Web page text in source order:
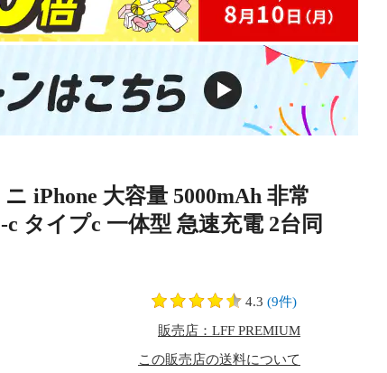
iPhone 大容量 5000mAh 非常
タイプc 一体型 急速充電 2台同
4.3 (9件)
販売店：LFF PREMIUM
この販売店の送料について